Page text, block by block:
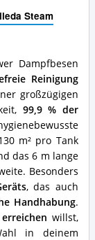
Steam
Dampfbesen
Reinigung
großzügigen
99,9 % der
m² pro Tank
das 6 m lange
Besonders
, das auch
Handhabung.
willst,
in deinem